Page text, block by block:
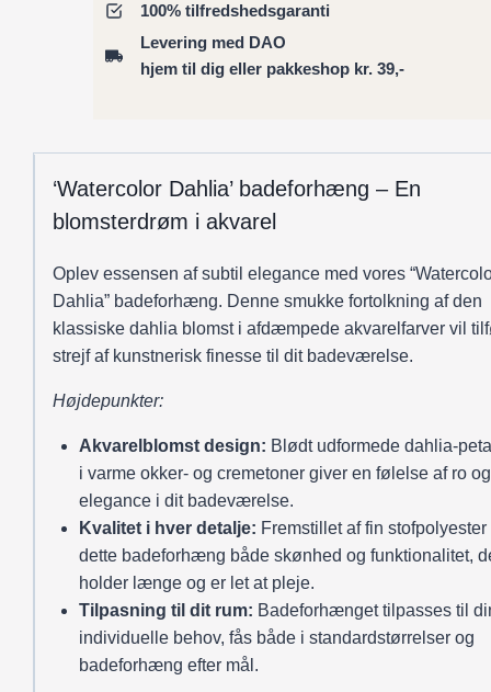
dahlia-
blomst
antal
100% tilfredshedsgaranti
Levering med DAO
hjem til dig eller pakkeshop kr. 39,-
‘Watercolor Dahlia’ badeforhæng – En
blomsterdrøm i akvarel
Oplev essensen af subtil elegance med vores
Dahlia” badeforhæng. Denne smukke fortolkning af den
klassiske dahlia blomst i afdæmpede akvarelfarver vil
strejf af kunstnerisk finesse til dit badeværelse.
Højdepunkter:
Akvarelblomst design: Blødt udformede dahlia-
i varme okker- og cremetoner giver en følelse af ro og
elegance i dit badeværelse.
Kvalitet i hver detalje: Fremstillet af fin stofpolyester
dette badeforhæng både skønhed og funktionalitet,
holder længe og er let at pleje.
Tilpasning til dit rum: Badeforhænget tilpasses til
individuelle behov, fås både i standardstørrelser og
badeforhæng efter mål.